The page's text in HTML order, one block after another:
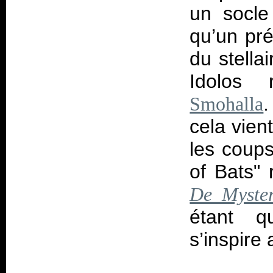
un
qu’un
du
Idolos
Smohalla
cela
les
of Bats"
De
étant